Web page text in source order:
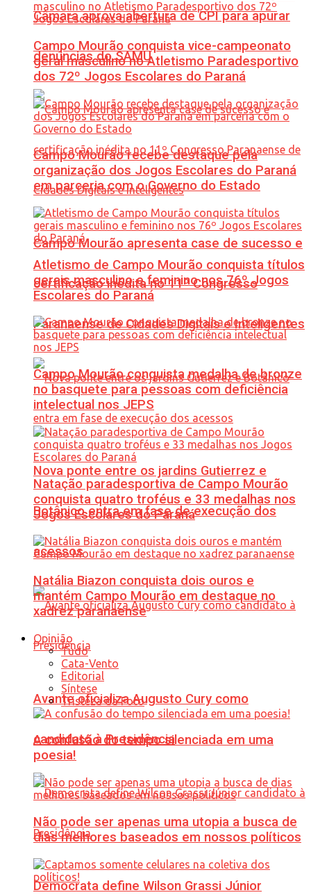
Câmara aprova abertura de CPI para apurar
denúncias do SAMU
Campo Mourão apresenta case de sucesso e
certificação inédita no 11º Congresso
Paranaense de Cidades Digitais e Inteligentes
Nova ponte entre os jardins Gutierrez e
Botânico entra em fase de execução dos
acessos
Avante oficializa Augusto Cury como
candidato à Presidência
Democrata define Wilson Grassi Júnior
Campo Mourão conquista vice-campeonato
geral masculino no Atletismo Paradesportivo
dos 72º Jogos Escolares do Paraná
Campo Mourão recebe destaque pela
organização dos Jogos Escolares do Paraná
em parceria com o Governo do Estado
Atletismo de Campo Mourão conquista títulos
gerais masculino e feminino nos 76º Jogos
Escolares do Paraná
Campo Mourão conquista medalha de bronze
no basquete para pessoas com deficiência
intelectual nos JEPS
Natação paradesportiva de Campo Mourão
conquista quatro troféus e 33 medalhas nos
Jogos Escolares do Paraná
Natália Biazon conquista dois ouros e
mantém Campo Mourão em destaque no
xadrez paranaense
Opinião
Tudo
Cata-Vento
Editorial
Síntese
Tristeza da Foto
A confusão do tempo silenciada em uma
poesia!
Não pode ser apenas uma utopia a busca de
dias melhores baseados em nossos políticos